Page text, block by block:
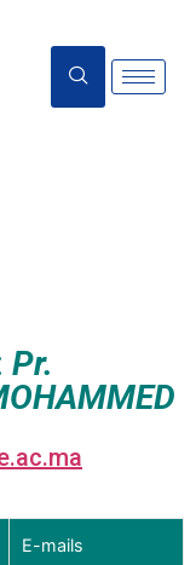
Pr.
E-mails